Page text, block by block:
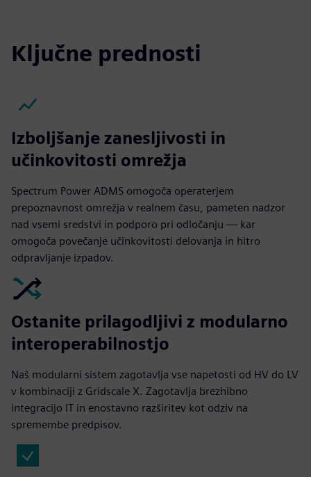
Ključne prednosti
Izboljšanje zanesljivosti in
učinkovitosti omrežja
Spectrum Power ADMS omogoča operaterjem
prepoznavnost omrežja v realnem času, pameten nadzor
nad vsemi sredstvi in podporo pri odločanju — kar
omogoča povečanje učinkovitosti delovanja in hitro
odpravljanje izpadov.
Ostanite prilagodljivi z modularno
interoperabilnostjo
Naš modularni sistem zagotavlja vse napetosti od HV do LV
v kombinaciji z Gridscale X. Zagotavlja brezhibno
integracijo IT in enostavno razširitev kot odziv na
spremembe predpisov.